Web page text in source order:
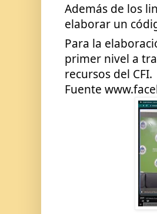
Además de los
elaborar un
Para la
primer nivel a
recursos del CFI.
Fuente